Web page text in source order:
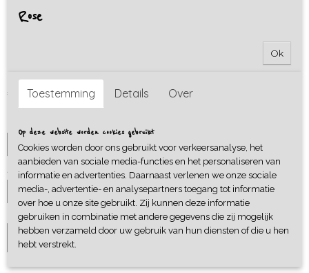
Houten Speelbak met Deksel
€ 34,95
Aantal
IN WINKELWAGEN
Rose
Ok
Toestemming Details Over
Op deze website worden cookies gebruikt
Cookies worden door ons gebruikt voor verkeersanalyse, het
aanbieden van sociale media-functies en het personaliseren van
informatie en advertenties. Daarnaast verlenen we onze sociale
media-, advertentie- en analysepartners toegang tot informatie
over hoe u onze site gebruikt. Zij kunnen deze informatie
gebruiken in combinatie met andere gegevens die zij mogelijk
hebben verzameld door uw gebruik van hun diensten of die u hen
hebt verstrekt.